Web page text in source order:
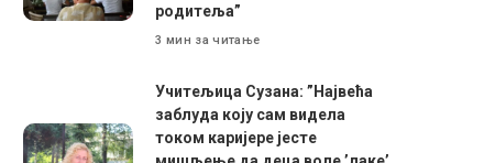
родитеља”
3 мин за читање
Учитељица Сузана: ”Највећа
заблуда коју сам видела
током каријере јесте